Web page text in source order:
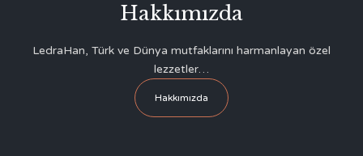
Hakkımızda
LedraHan, Türk ve Dünya mutfaklarını harmanlayan özel
lezzetler…
Hakkımızda